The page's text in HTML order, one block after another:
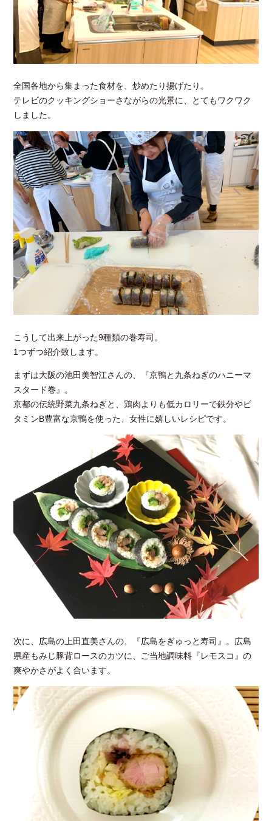
全国各地から集まった食材を、炒めたり揚げたり。
テレビのクッキングショーさながらの光景に、とてもワクワク
しました。
こうして出来上がった9種類の巻寿司。
1つずつ紹介致します。
まずは大阪の池田美智江さんの、『京鴨と九条ねぎのハニーマ
スタード巻』。
京都の伝統野菜九条ねぎと、鶏肉よりも低カロリーで鉄分やビ
タミンB豊富な京鴨を使った、女性に嬉しいレシピです。
次に、広島の上田直美さんの、『広島をぎゅっと寿司』。広島
県産もみじ豚背ロースのカツに、ご当地調味料『レモスコ』の
爽やかさがよく合います。